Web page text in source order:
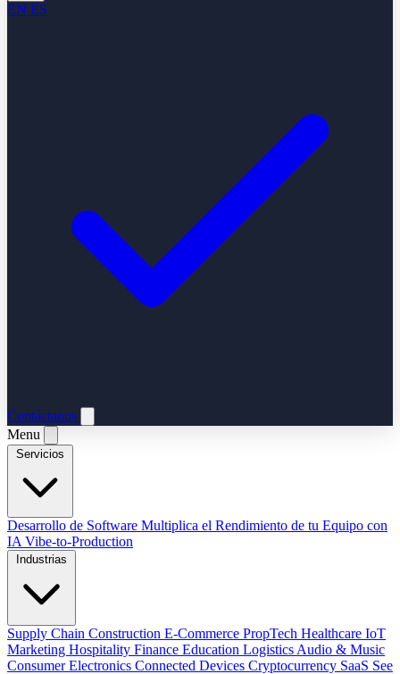
EN ES
Contáctanos
Menu
Desarrollo de Software Multiplica el Rendimiento de tu Equipo con
IA Vibe-to-Production
Supply Chain Construction E-Commerce PropTech Healthcare IoT
Marketing Hospitality Finance Education Logistics Audio & Music
Consumer Electronics Connected Devices Cryptocurrency SaaS See